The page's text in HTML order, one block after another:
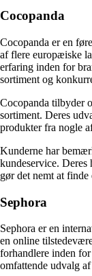
Cocopanda
Cocopanda er en
af flere europæiske
erfaring inden for
sortiment og
Cocopanda tilbyder
sortiment. Deres
produkter fra nogle
Kunderne har
kundeservice.
gør det nemt at
Sephora
Sephora er en
en online
forhandlere inden
omfattende udvalg